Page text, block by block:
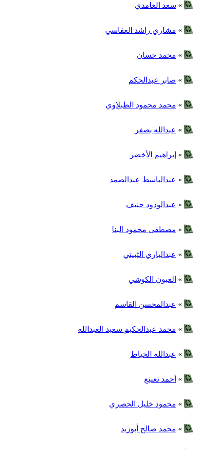
» سعد الغامدي
» مشاري راشد العفاسي
» محمد حسان
» صابر عبدالحكم
» محمد محمود الطبلاوي
» عبدالله بصفر
» إبراهيم الأخضر
» عبدالباسط عبدالصمد
» عبدالودود حنيف
» مصطفى محمود البنا
» عبدالباري الثبيتي
» العيون الكوشي
» عبدالمحسن القاسم
» محمد عبدالحكيم سعيد العبدالله
» عبدالله الخياط
» أحمد نعينع
» محمود خليل الحصري
» محمد صالح أبوزيد